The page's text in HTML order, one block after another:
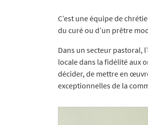
C’est une équipe de
du curé ou d’un prêtre
Dans un secteur pastoral,
locale dans la fidélité aux
décider, de mettre en
exceptionnelles de la